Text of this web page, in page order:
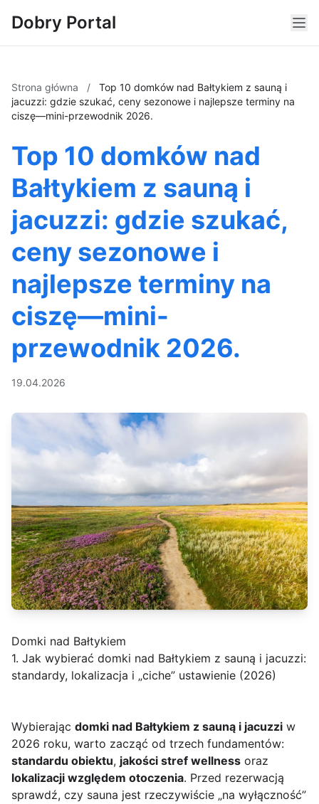
Dobry Portal
Strona główna /
Top 10 domków nad Bałtykiem z sauną i
jacuzzi: gdzie szukać, ceny sezonowe i najlepsze terminy na
ciszę—mini-przewodnik 2026.
Top 10 domków nad
Bałtykiem z sauną i
jacuzzi: gdzie szukać,
ceny sezonowe i
najlepsze terminy na
ciszę—mini-
przewodnik 2026.
19.04.2026
Domki nad Bałtykiem
1. Jak wybierać domki nad Bałtykiem z sauną i jacuzzi:
standardy, lokalizacja i „ciche” ustawienie (2026)
Wybierając domki nad Bałtykiem z sauną i jacuzzi w
2026 roku, warto zacząć od trzech fundamentów:
standardu obiektu, jakości stref wellness oraz
lokalizacji względem otoczenia. Przed rezerwacją
sprawdź, czy sauna jest rzeczywiście „na wyłączność”